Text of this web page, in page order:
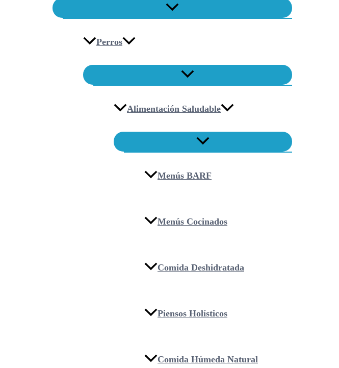
Perros
Alimentación Saludable
Menús BARF
Menús Cocinados
Comida Deshidratada
Piensos Holísticos
Comida Húmeda Natural